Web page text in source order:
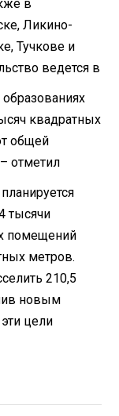
в
Ликино-
Тучкове и
ведется в
квадратных
общей
отметил
тысячи
помещений
метров.
210,5
новым
цели